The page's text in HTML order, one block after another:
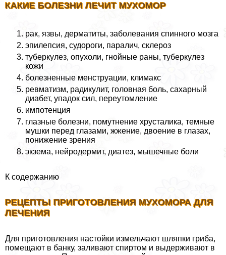
КАКИЕ БОЛЕЗНИ ЛЕЧИТ МУХОМОР
paк, язвы, дерматиты, заболевания спинного мозга
эпилепсия, судороги, паралич, склероз
туберкулез, опухоли, гнойные раны, туберкулез
кожи
болезненные мeнcтpуации, климaкc
ревматизм, радикулит, головная боль, сахарный
диабет, упадок сил, переутомление
импотенция
глазные болезни, помутнение хрусталика, темные
мушки перед глазами, жжение, двоение в глазах,
понижение зрения
экзема, нейродермит, диатез, мышечные боли
К содержанию
РЕЦЕПТЫ ПРИГОТОВЛЕНИЯ МУХОМОРА ДЛЯ
ЛЕЧЕНИЯ
Для приготовления настойки измельчают шляпки гриба,
помещают в банку, заливают спиртом и выдерживают в